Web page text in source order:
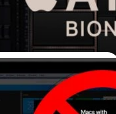
รณ์ Mac miniDeveloper
แนนของ Mac mini Developer
นฐานข้อมูลของโปรแกรม
ประสิทธิภาพของเครื่อง ซึ่งดู
น์จากเครื่องมือ Rosetta 2 เพื่อ
x86/64 ใน emulation แต่พอนำ
Pro X แล้ว ที่รันโปรแกรมแบบ
และแพ้ Mac mini ด้วยคะแนน
ไม่สามารถแปลง
โปรแกรม x86 ของ